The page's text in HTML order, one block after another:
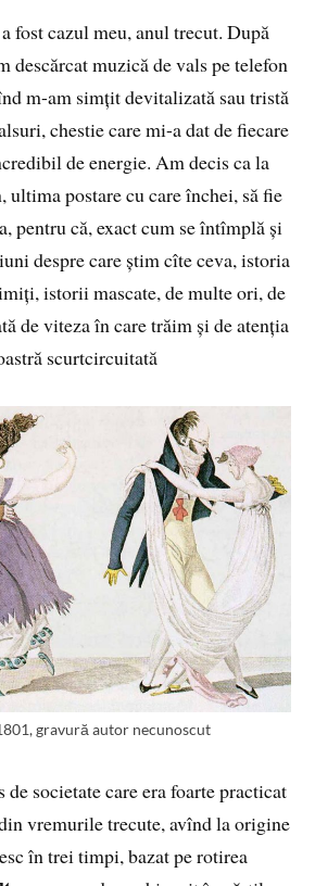
fost cazul meu, anul trecut. După
descărcat muzică de vals pe telefon
m-am simțit devitalizată sau tristă
chestie care mi-a dat de fiecare
de energie. Am decis ca la
ultima postare cu care închei, să fie
pentru că, exact cum se întîmplă și
despre care știm cîte ceva, istoria
istorii mascate, de multe ori, de
de viteza în care trăim și de atenția
scurtcircuitată
gravură autor necunoscut
de societate care era foarte practicat
vremurile trecute, avînd la origine
în trei timpi, bazat pe rotirea